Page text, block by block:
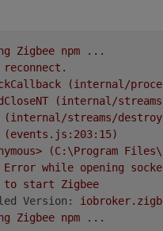
Zigbee npm
...
reconnect.
(internal/
(internal/
(internal/streams/
(events.js:203:15)
(C:\Program
Error while opening
to start
Zigbee
Version:
Zigbee npm ...